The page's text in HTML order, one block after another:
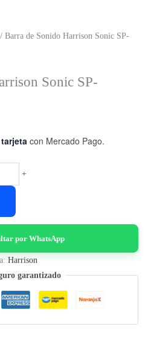
/ Barra de Sonido Harrison Sonic SP-
Sonic SP-
con Mercado Pago.
+
por WhatsApp
Harrison
garantizado